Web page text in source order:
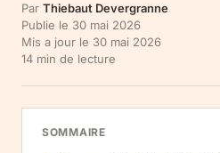
Par Thiebaut Devergranne
Publie le 30 mai 2026
Mis a jour le 30 mai 2026
14 min de lecture
SOMMAIRE